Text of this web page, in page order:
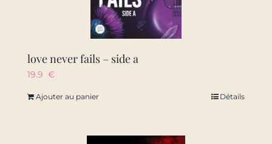
love never fails – side a
19.9 €
Ajouter au panier Détails